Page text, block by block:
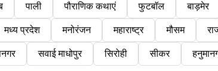
पाली पौराणिक कथाएं फुटबॉल बाड़मेर
मध्य प्रदेश मनोरंजन महाराष्ट्र मौसम
सवाई माधोपुर सिरोही सीकर